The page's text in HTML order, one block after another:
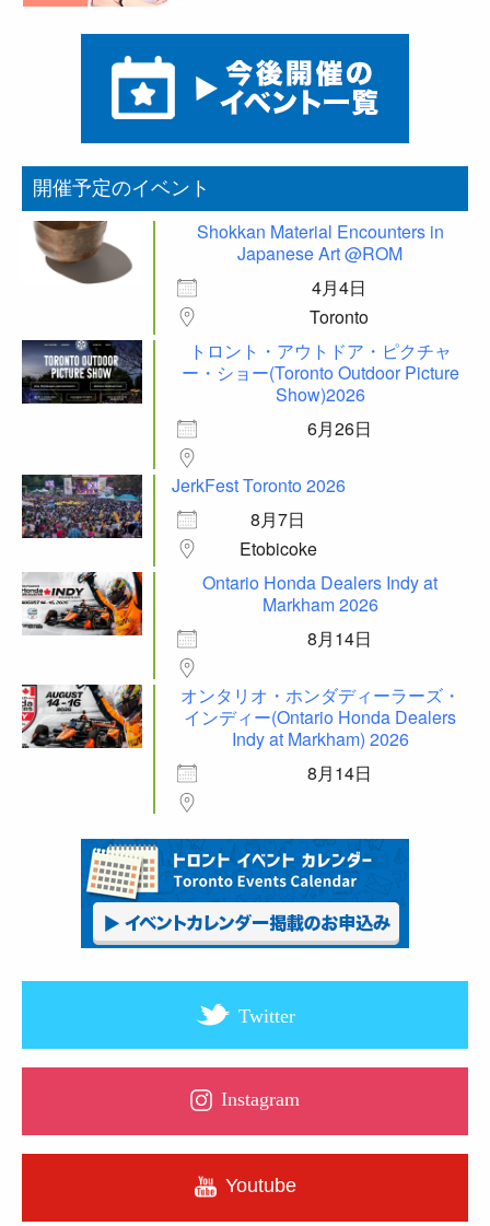
開催予定のイベント
Shokkan Material Encounters in
Japanese Art @ROM
4月4日
Toronto
トロント・アウトドア・ピクチャ
ー・ショー(Toronto Outdoor Picture
Show)2026
6月26日
JerkFest Toronto 2026
8月7日
Etobicoke
Ontario Honda Dealers Indy at
Markham 2026
8月14日
オンタリオ・ホンダディーラーズ・
インディー(Ontario Honda Dealers
Indy at Markham) 2026
8月14日
Twitter
Instagram
Youtube